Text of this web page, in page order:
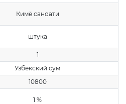
Кимё саноати
штука
1
Узбекский сум
10800
1 %